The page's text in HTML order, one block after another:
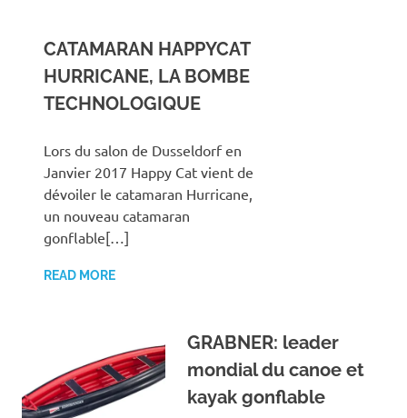
CATAMARAN HAPPYCAT
HURRICANE, LA BOMBE
TECHNOLOGIQUE
Lors du salon de Dusseldorf en
Janvier 2017 Happy Cat vient de
dévoiler le catamaran Hurricane,
un nouveau catamaran
gonflable[…]
READ MORE
GRABNER: leader
mondial du canoe et
kayak gonflable